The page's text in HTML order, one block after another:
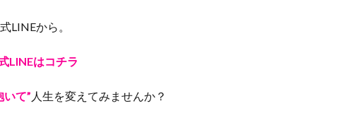
LINEから。
LINEはコチラ
て” 人生を変えてみませんか？